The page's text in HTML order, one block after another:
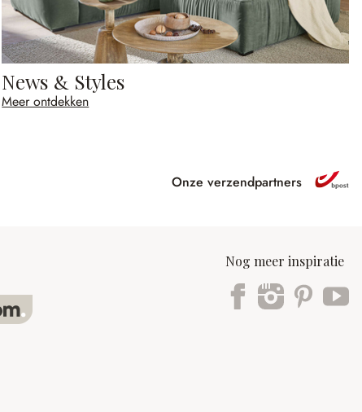
News & Styles
Meer ontdekken
Onze verzendpartners
Nog meer inspiratie